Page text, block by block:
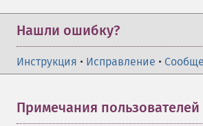
Нашли ошибку?
Инструкция • Исправление •
Примечания пользователей